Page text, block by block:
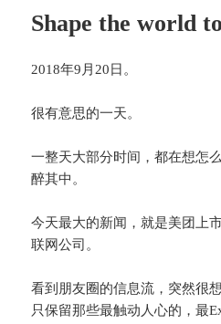
Shape the world
2018年9月20日。
很有意思的一天。
一整天大部分时间，都在想怎
醉其中。
今天最大的新闻，就是美团上
联网公司。
看到朋友圈的信息流，突然很
只保留那些最触动人心的，最